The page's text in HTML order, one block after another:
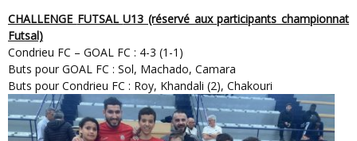
CHALLENGE FUTSALU13 (réservé aux participants championnat
Futsal)
Condrieu FC – GOAL FC : 4-3 (1-1)
Buts pour GOAL FC : Sol, Machado, Camara
Buts pour Condrieu FC : Roy, Khandali (2), Chakouri